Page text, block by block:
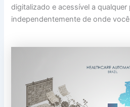
digitalizado e acessível a
independentemente de onde